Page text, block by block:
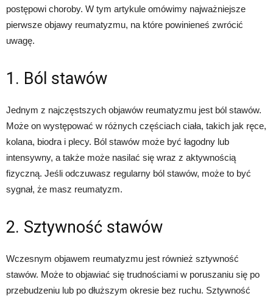
postępowi choroby. W tym artykule omówimy najważniejsze
pierwsze objawy reumatyzmu, na które powinieneś zwrócić
uwagę.
1. Ból stawów
Jednym z najczęstszych objawów reumatyzmu jest ból stawów.
Może on występować w różnych częściach ciała, takich jak ręce,
kolana, biodra i plecy. Ból stawów może być łagodny lub
intensywny, a także może nasilać się wraz z aktywnością
fizyczną. Jeśli odczuwasz regularny ból stawów, może to być
sygnał, że masz reumatyzm.
2. Sztywność stawów
Wczesnym objawem reumatyzmu jest również sztywność
stawów. Może to objawiać się trudnościami w poruszaniu się po
przebudzeniu lub po dłuższym okresie bez ruchu. Sztywność